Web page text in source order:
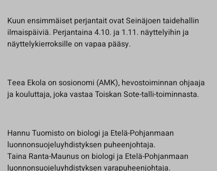
Kuun ensimmäiset perjantait ovat Seinäjoen taidehallin
ilmaispäiviä. Perjantaina 4.10. ja 1.11. näyttelyihin ja
näyttelykierroksille on vapaa pääsy.
Teea Ekola on sosionomi (AMK), hevostoiminnan ohjaaja
ja kouluttaja, joka vastaa Toiskan Sote-talli-toiminnasta.
Hannu Tuomisto on biologi ja Etelä-Pohjanmaan
luonnonsuojeluyhdistyksen puheenjohtaja.
Taina Ranta-Maunus on biologi ja Etelä-Pohjanmaan
luonnonsuojeluyhdistyksen varapuheenjohtaja.